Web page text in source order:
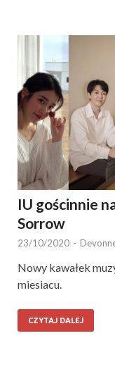
IU gościnnie
Sorrow
23/10/2020 -
Nowy kawałek
miesiacu.
CZYTAJ DALEJ